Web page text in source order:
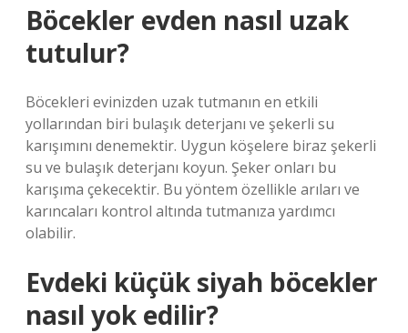
Böcekler evden nasıl uzak
tutulur?
Böcekleri evinizden uzak tutmanın en etkili
yollarından biri bulaşık deterjanı ve şekerli su
karışımını denemektir. Uygun köşelere biraz şekerli
su ve bulaşık deterjanı koyun. Şeker onları bu
karışıma çekecektir. Bu yöntem özellikle arıları ve
karıncaları kontrol altında tutmanıza yardımcı
olabilir.
Evdeki küçük siyah böcekler
nasıl yok edilir?